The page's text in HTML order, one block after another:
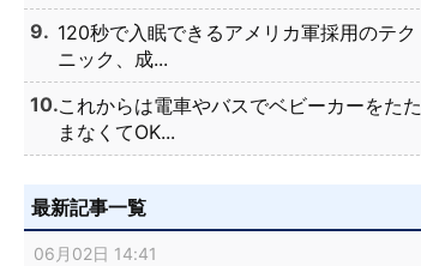
120秒で入眠できるアメリカ軍採用のテク
ニック、成...
これからは電車やバスでベビーカーをたた
まなくてOK...
最新記事一覧
06月02日 14:41